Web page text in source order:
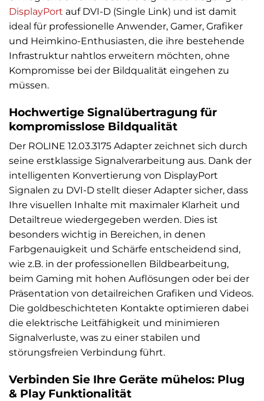
DisplayPort auf DVI-D (Single Link) und ist damit
ideal für professionelle Anwender, Gamer, Grafiker
und Heimkino-Enthusiasten, die ihre bestehende
Infrastruktur nahtlos erweitern möchten, ohne
Kompromisse bei der Bildqualität eingehen zu
müssen.
Hochwertige Signalübertragung für
kompromisslose Bildqualität
Der ROLINE 12.03.3175 Adapter zeichnet sich durch
seine erstklassige Signalverarbeitung aus. Dank der
intelligenten Konvertierung von DisplayPort
Signalen zu DVI-D stellt dieser Adapter sicher, dass
Ihre visuellen Inhalte mit maximaler Klarheit und
Detailtreue wiedergegeben werden. Dies ist
besonders wichtig in Bereichen, in denen
Farbgenauigkeit und Schärfe entscheidend sind,
wie z.B. in der professionellen Bildbearbeitung,
beim Gaming mit hohen Auflösungen oder bei der
Präsentation von detailreichen Grafiken und Videos.
Die goldbeschichteten Kontakte optimieren dabei
die elektrische Leitfähigkeit und minimieren
Signalverluste, was zu einer stabilen und
störungsfreien Verbindung führt.
Verbinden Sie Ihre Geräte mühelos: Plug
& Play Funktionalität